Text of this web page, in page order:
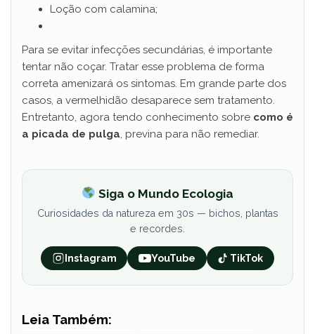
Loção com calamina;
Para se evitar infecções secundárias, é importante
tentar não coçar. Tratar esse problema de forma
correta amenizará os sintomas. Em grande parte dos
casos, a vermelhidão desaparece sem tratamento.
Entretanto, agora tendo conhecimento sobre como é
a picada de pulga, previna para não remediar.
Siga o Mundo Ecologia
Curiosidades da natureza em 30s — bichos, plantas
e recordes.
Instagram YouTube TikTok
Leia Também: